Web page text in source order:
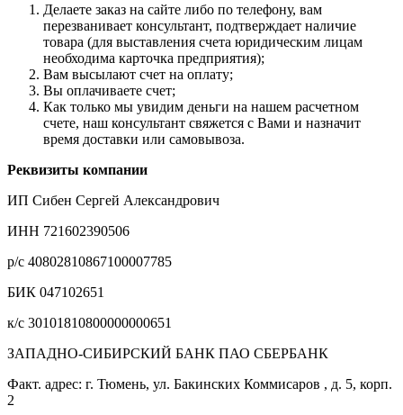
Делаете заказ на сайте либо по телефону, вам
перезванивает консультант, подтверждает наличие
товара (для выставления счета юридическим лицам
необходима карточка предприятия);
Вам высылают счет на оплату;
Вы оплачиваете счет;
Как только мы увидим деньги на нашем расчетном
счете, наш консультант свяжется с Вами и назначит
время доставки или самовывоза.
Реквизиты компании
ИП Сибен Сергей Александрович
ИНН 721602390506
р/с 40802810867100007785
БИК 047102651
к/с 30101810800000000651
ЗАПАДНО-СИБИРСКИЙ БАНК ПАО СБЕРБАНК
Факт. адрес: г. Тюмень, ул. Бакинских Коммисаров , д. 5, корп.
2